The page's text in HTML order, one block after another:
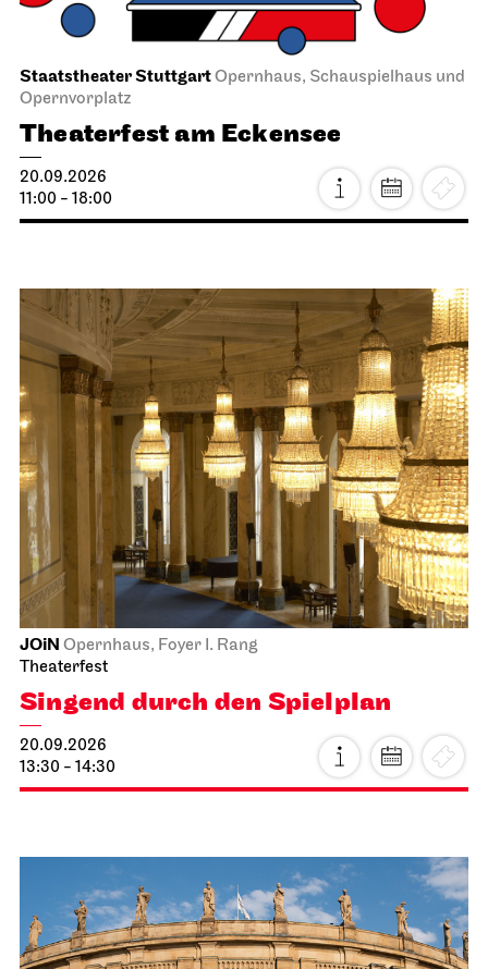
Staatstheater StuttgartOpernhaus, Schauspielhaus und
Opernvorplatz
Theaterfest am Eckensee
20.09.2026
11:00 - 18:00
JOiN Opernhaus, Foyer I. Rang
Theaterfest
Singend durch den Spielplan
20.09.2026
13:30 - 14:30